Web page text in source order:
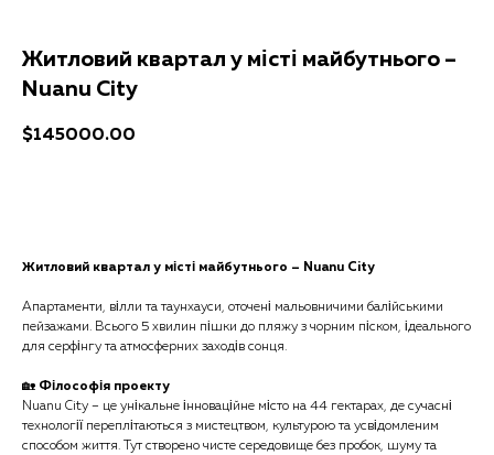
Житловий квартал у місті майбутнього –
Nuanu City
$145000.00
Житловий квартал у місті майбутнього – Nuanu City
Апартаменти, вілли та таунхауси, оточені мальовничими балійськими
пейзажами. Всього 5 хвилин пішки до пляжу з чорним піском, ідеального
для серфінгу та атмосферних заходів сонця.
🏡 Філософія проекту
Nuanu City – це унікальне інноваційне місто на 44 гектарах, де сучасні
технології переплітаються з мистецтвом, культурою та усвідомленим
способом життя. Тут створено чисте середовище без пробок, шуму та